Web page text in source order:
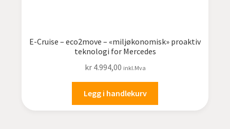
E-Cruise – eco2move – «miljøkonomisk» proaktiv
teknologi for Mercedes
kr4.994,00 inkl.Mva
Legg i handlekurv